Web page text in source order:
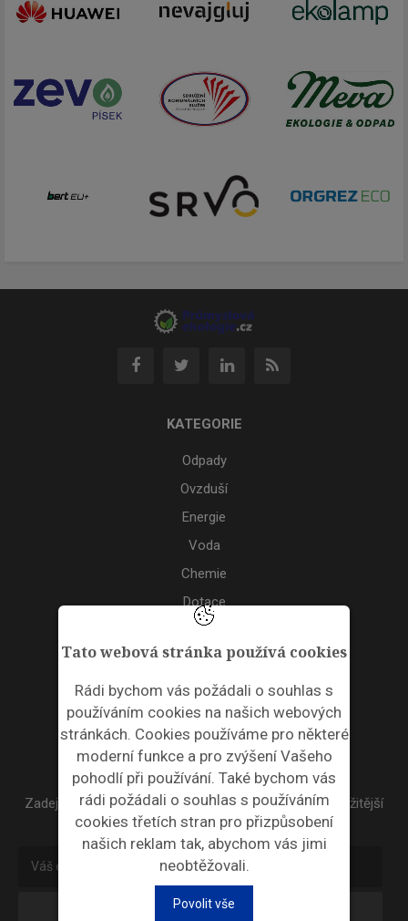
Tato webová stránka používá cookies
Rádi bychom vás požádali o souhlas s
používáním cookies na našich webových
stránkách. Cookies používáme pro některé
moderní funkce a pro zvýšení Vašeho
pohodlí při používání. Také bychom vás
rádi požádali o souhlas s používáním
cookies třetích stran pro přizpůsobení
našich reklam tak, abychom vás jimi
neobtěžovali.
Povolit vše
KATEGORIE
Odpady
Ovzduší
Energie
Voda
Chemie
Dotace
Akce
ODPADNÍ PLASTY
NEWSLETTER
Zadejte váš email a my Vám budeme zasílat ty nejdůležitější
informace, maximálně 1x týdně.
Odebírat